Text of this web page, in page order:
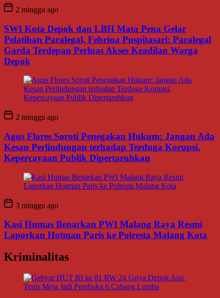
2 minggu ago
SWI Kota Depok dan LBH Mata Pena Gelar
Pelatihan Paralegal, Febrina Puspitasari: Paralegal
Garda Terdepan Perluas Akses Keadilan Warga
Depok
2 minggu ago
Agus Flores Soroti Penegakan Hukum: Jangan Ada
Kesan Perlindungan terhadap Terduga Korupsi,
Kepercayaan Publik Dipertaruhkan
3 minggu ago
Kasi Humas Benarkan PWI Malang Raya Resmi
Laporkan Hotman Paris ke Polresta Malang Kota
Kriminalitas